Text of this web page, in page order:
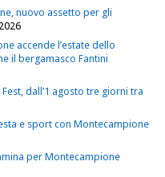
nuovo assetto per gli
accende l’estate dello
il bergamasco Fantini
dall’1 agosto tre giorni tra
e sport con Montecampione
per Montecampione